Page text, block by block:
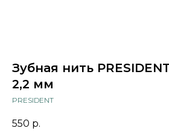
Зубная нить
2,2 мм
PRESIDENT
550 р.